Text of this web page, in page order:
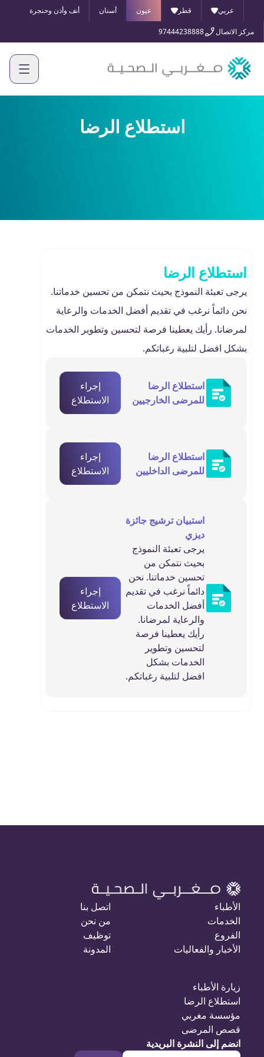
عربي قطر عيون أسنان أنف وأذن وحنجرة
مركز الاتصال 97444238888
استطلاع الرضا
استطلاع الرضا
يرجى تعبئة النموذج بحيث نتمكن من تحسين خدماتنا.
نحن دائماً نرغب في تقديم أفضل الخدمات والرعاية
لمرضانا. رأيك يعطينا فرصة لتحسين وتطوير الخدمات
بشكل افضل لتلبية رغباتكم.
استطلاع الرضا
للمرضى الخارجيين
إجراء
الاستطلاع
استطلاع الرضا
للمرضى الداخليين
إجراء
الاستطلاع
استبيان ترشيج جائزة
ديزي
يرجى تعبئة النموذج
بحيث نتمكن من
تحسين خدماتنا. نحن
دائماً نرغب في تقديم
أفضل الخدمات
والرعاية لمرضانا.
رأيك يعطينا فرصة
لتحسين وتطوير
الخدمات بشكل
افضل لتلبية رغباتكم.
إجراء
الاستطلاع
الأطباء
الخدمات
الفروع
الأخبار والفعاليات
اتصل بنا
من نحن
توظيف
المدونة
زيارة الأطباء
استطلاع الرضا
مؤسسة مغربي
قصص المرضى
انضم إلى النشرة البريدية